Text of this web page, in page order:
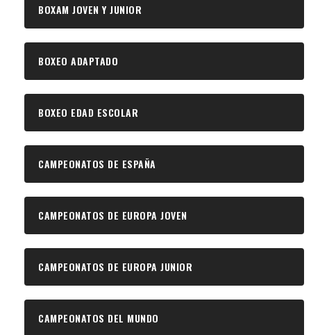
BOXAM JOVEN Y JUNIOR
BOXEO ADAPTADO
BOXEO EDAD ESCOLAR
CAMPEONATOS DE ESPAÑA
CAMPEONATOS DE EUROPA JOVEN
CAMPEONATOS DE EUROPA JUNIOR
CAMPEONATOS DEL MUNDO